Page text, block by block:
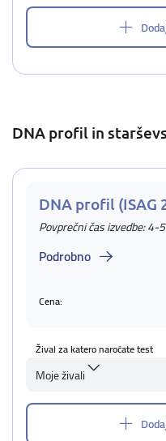
DNA profil in
DNA profil (ISAG
Povprečni čas izvedbe: 4-
Podrobno
Cena:
Žival za katero naročate test
Moje živali